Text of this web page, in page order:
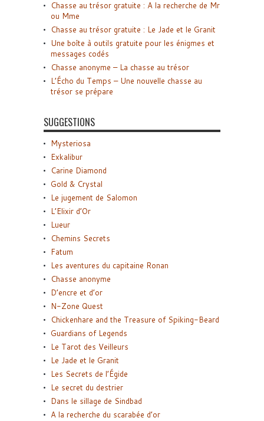
Chasse au trésor gratuite : A la recherche de Mr
ou Mme
Chasse au trésor gratuite : Le Jade et le Granit
Une boîte à outils gratuite pour les énigmes et
messages codés
Chasse anonyme – La chasse au trésor
L’Écho du Temps – Une nouvelle chasse au
trésor se prépare
SUGGESTIONS
Mysteriosa
Exkalibur
Carine Diamond
Gold & Crystal
Le jugement de Salomon
L’Elixir d’Or
Lueur
Chemins Secrets
Fatum
Les aventures du capitaine Ronan
Chasse anonyme
D’encre et d’or
N-Zone Quest
Chickenhare and the Treasure of Spiking-Beard
Guardians of Legends
Le Tarot des Veilleurs
Le Jade et le Granit
Les Secrets de l’Égide
Le secret du destrier
Dans le sillage de Sindbad
A la recherche du scarabée d’or